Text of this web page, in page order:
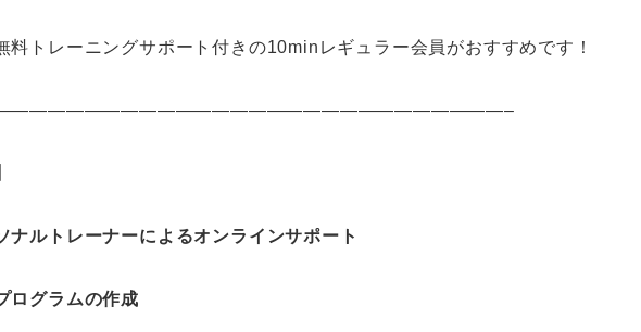
料トレーニングサポート付きの10minレギュラー会員がおすすめです！
ナルトレーナーによるオンラインサポート
ログラムの作成